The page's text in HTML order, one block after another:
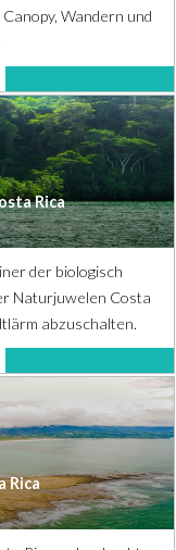
Wandern und
Rica
der biologisch
Naturjuwelen Costa
abzuschalten.
Rica